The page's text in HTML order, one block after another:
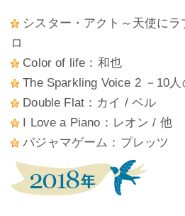
シスター・アクト～天使に
ロ
Color of life：和也
The Sparkling Voice 2 －10人
Double Flat：カイ / ベル
I Love a Piano：レオン / 他
パジャマゲーム：プレッツ